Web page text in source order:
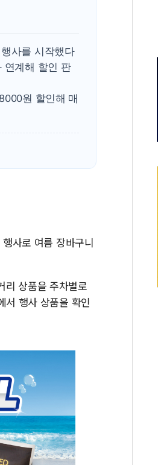
최대 실적 코웨이…매출 6조 시대 '청신
보 열어도 녹조 못 잡았다…4대강 사업
금고, 해외 수수료 면제·국내 10% 할
권, 개인투자자 대상 코스피 전망·전력인
분석] "공허한 정책 안 통한다"…李대통
사를 시작했다
연계해 할인 판
원 할인해 매
사로 여름 장바구니
리 상품을 주차별로
서 행사 상품을 확인